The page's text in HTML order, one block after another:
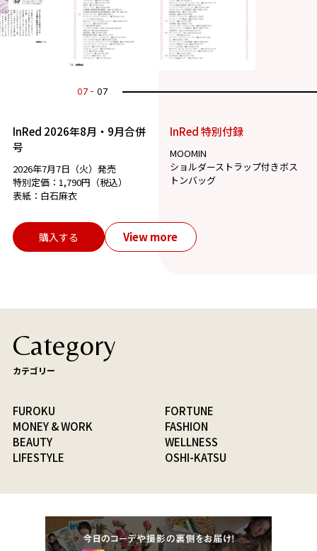
07 07
InRed 2026年8月・9月合併
号
2026年7月7日（火）発売
特別定価：1,790円（税込）
表紙：白石麻衣
InRed 特別付録
MOOMIN
ショルダーストラップ付きボス
トンバッグ
購入する View more
Category
カテゴリー
FUROKU
FORTUNE
MONEY & WORK
FASHION
BEAUTY
WELLNESS
LIFESTYLE
OSHI-KATSU